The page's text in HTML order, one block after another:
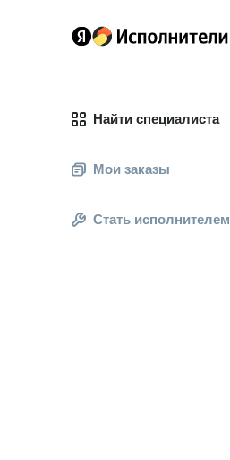
Найти специалиста
Мои заказы
Стать исполнителем